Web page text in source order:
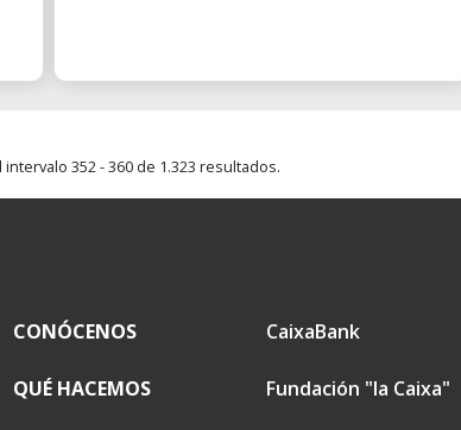
distintas actividades durante
352 - 360 de 1.323 resultados.
CONÓCENOS
QUÉ HACEMOS
CaixaBank
Fundación "la Caixa"